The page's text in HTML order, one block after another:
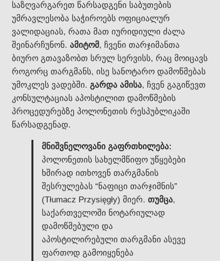
საზღვარგარეთ წარსადგენი საბუთების
უმრავლესობა საჭიროებს ოფიციალურ
ვალიდაციას, რათა მათ იურიდიული ძალა
შეინარჩუნონ. ამიტომ, ჩვენი თარჯიმანთა
ბიურო გთავაზობთ სრულ სერვისს, რაც მოიცავს
როგორც თარგმანს, ისე სანოტარო დამოწმებას
უმოკლეს ვადებში. გარდა ამისა, ჩვენ გაგიწევთ
კონსულტაციას აპოსტილით დამოწმების
პროცედურებზე პოლონეთის რესპუბლიკაში
წარსადგენად.
მნიშვნელოვანი გაფრთხილება:
პოლონეთის სახელმწიფო უწყებები
ხშირად ითხოვენ თარგმანის
შესრულებას “ნაფიცი თარჯიმნის”
(Tłumacz Przysięgły) მიერ. თუმცა,
საქართველოში ნოტარიულად
დამოწმებული და
აპოსტილირებული თარგმანი ასევე
ფართოდ გამოიყენება